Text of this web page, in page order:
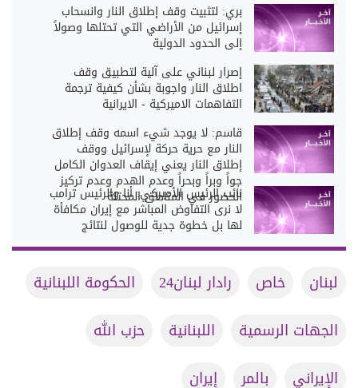
بري: لتثبيت وقف إطلاق النار وانسحاب
إسرائيل من الأراضي التي تحتلها وصولاً
إلى الحدود الدولية
إصرار لبناني على آلية لتطبيق وقف
اطلاق النار واجوبة بشأن كيفية ترجمة
التفاهمات الاميركية - الايرانية
قاسم: لا يوجد شيء اسمه وقف إطلاق
النار مع حرية حركة لإسرائيل ووقف
إطلاق النار يعني إيقاف العدوان الكامل
جواً وبراً وبحراً وعدم الهدم وعدم تركيز
الحضور في المناطق المحتلة
نائب الرئيس الأميركي: أنا والرئيس ترامب
لا نرى التفاوض المباشر مع إيران مكافأة
لها بل خطوة جدية للوصول لنتائج
لبنان خاص رادار لبنان24
الحكومة اللبنانية
الجهات الرسمية
اللبنانية
حزب الله
الإيراني
بالمر إيران